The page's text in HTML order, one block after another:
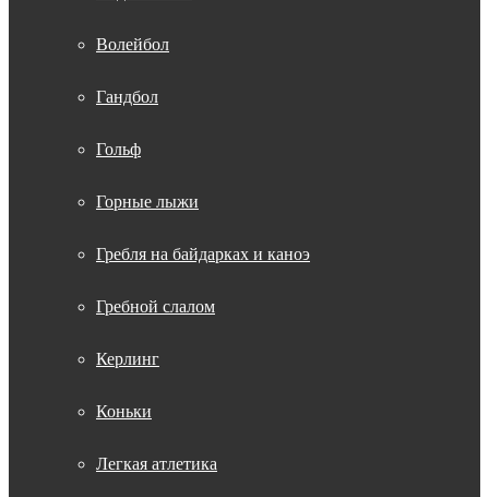
Волейбол
Гандбол
Гольф
Горные лыжи
Гребля на байдарках и каноэ
Гребной слалом
Керлинг
Коньки
Легкая атлетика